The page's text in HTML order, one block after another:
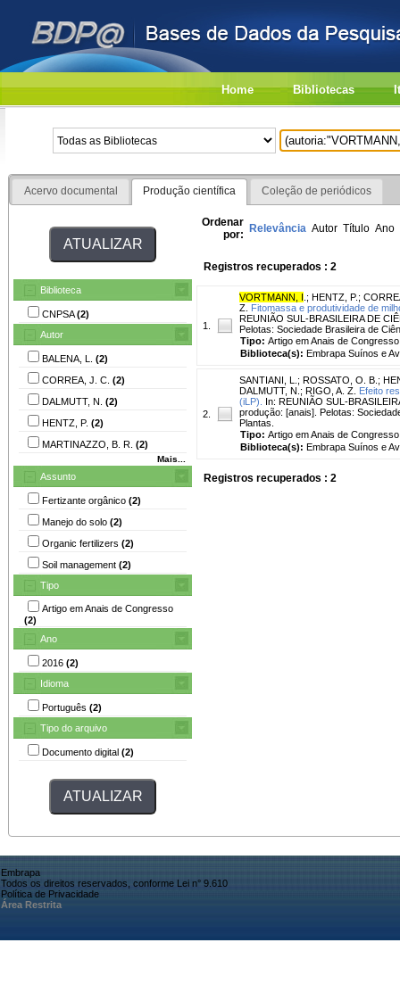
Home Bibliotecas
Acervo documental Produção científica Coleção de periódicos
Biblioteca
CNPSA(2)
Autor
BALENA, L. (2)
CORREA, J. C. (2)
DALMUTT, N. (2)
HENTZ, P. (2)
MARTINAZZO, B. R. (2)
Mais...
Assunto
Fertizante orgânico (2)
Manejo do solo (2)
Organic fertilizers (2)
Soil management (2)
Tipo
Artigo em Anais de Congresso
(2)
Ano
2016 (2)
Idioma
Português (2)
Tipo do arquivo
Documento digital (2)
Ordenar
por: Relevância Autor Título Ano
Registros recuperados : 2
1.
VORTMANN, I ; HENTZ, P. ;
Z. Fitomassa e produtividade de
REUNIÃO SUL-BRASILEIRA DE
Pelotas: Sociedade Brasileira de
Tipo: Artigo em Anais de Congresso
Biblioteca(s): Embrapa Suínos e
2.
SANTIANI, L. ; ROSSATO, O. B. ;
DALMUTT, N. ; RIGO, A. Z. Efeito
(iLP).
In: REUNIÃO SUL-
produção: [anais]. Pelotas:
Plantas.
Tipo: Artigo em Anais de Congresso
Biblioteca(s): Embrapa Suínos e
Registros recuperados : 2
Embrapa
Todos os direitos reservados, conforme Lei n° 9.610
Política de Privacidade
Área Restrita